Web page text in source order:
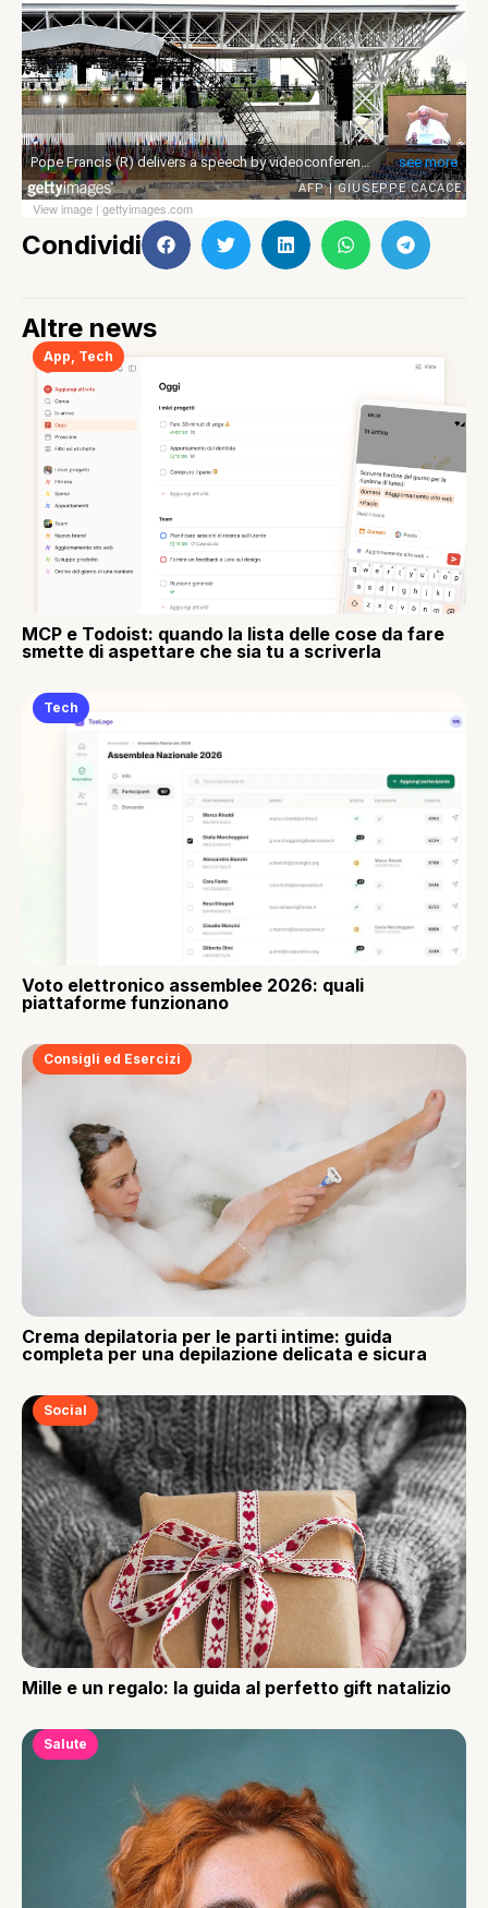
View image | gettyimages.com
Condividi
Altre news
App, Tech
MCP e Todoist: quando la lista delle cose da fare
smette di aspettare che sia tu a scriverla
Tech
Voto elettronico assemblee 2026: quali
piattaforme funzionano
Consigli ed Esercizi
Crema depilatoria per le parti intime: guida
completa per una depilazione delicata e sicura
Social
Mille e un regalo: la guida al perfetto gift natalizio
Salute